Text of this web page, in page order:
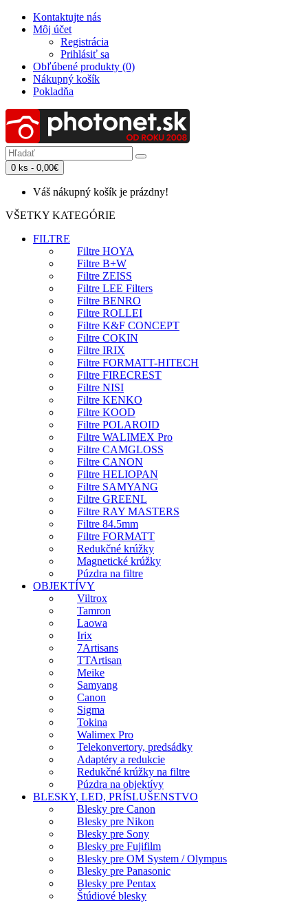
Kontaktujte nás
Môj účet
Registrácia
Prihlásiť sa
Obľúbené produkty (0)
Nákupný košík
Pokladňa
0 ks - 0,00€
Váš nákupný košík je prázdny!
VŠETKY KATEGÓRIE
FILTRE
Filtre HOYA
Filtre B+W
Filtre ZEISS
Filtre LEE Filters
Filtre BENRO
Filtre ROLLEI
Filtre K&F CONCEPT
Filtre COKIN
Filtre IRIX
Filtre FORMATT-HITECH
Filtre FIRECREST
Filtre NISI
Filtre KENKO
Filtre KOOD
Filtre POLAROID
Filtre WALIMEX Pro
Filtre CAMGLOSS
Filtre CANON
Filtre HELIOPAN
Filtre SAMYANG
Filtre GREENL
Filtre RAY MASTERS
Filtre 84.5mm
Filtre FORMATT
Redukčné krúžky
Magnetické krúžky
Púzdra na filtre
OBJEKTÍVY
Viltrox
Tamron
Laowa
Irix
7Artisans
TTArtisan
Meike
Samyang
Canon
Sigma
Tokina
Walimex Pro
Telekonvertory, predsádky
Adaptéry a redukcie
Redukčné krúžky na filtre
Púzdra na objektívy
BLESKY, LED, PRÍSLUŠENSTVO
Blesky pre Canon
Blesky pre Nikon
Blesky pre Sony
Blesky pre Fujifilm
Blesky pre OM System / Olympus
Blesky pre Panasonic
Blesky pre Pentax
Štúdiové blesky